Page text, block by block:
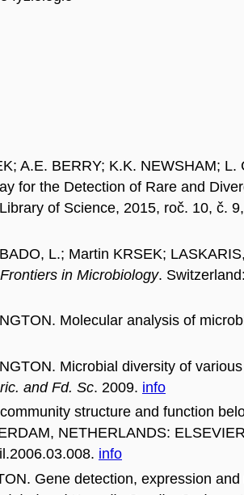
A.E. BERRY; K.K. NEWSHAM;
for the Detection of Rare and
of Science, 2015, roč. 10, č.
L.; Martin KRSEK;
Frontiers in Microbiology.
Molecular analysis of
Microbial diversity of
and Fd. Sc. 2009. info
structure and function
NETHERLANDS:
info
Gene detection, expression